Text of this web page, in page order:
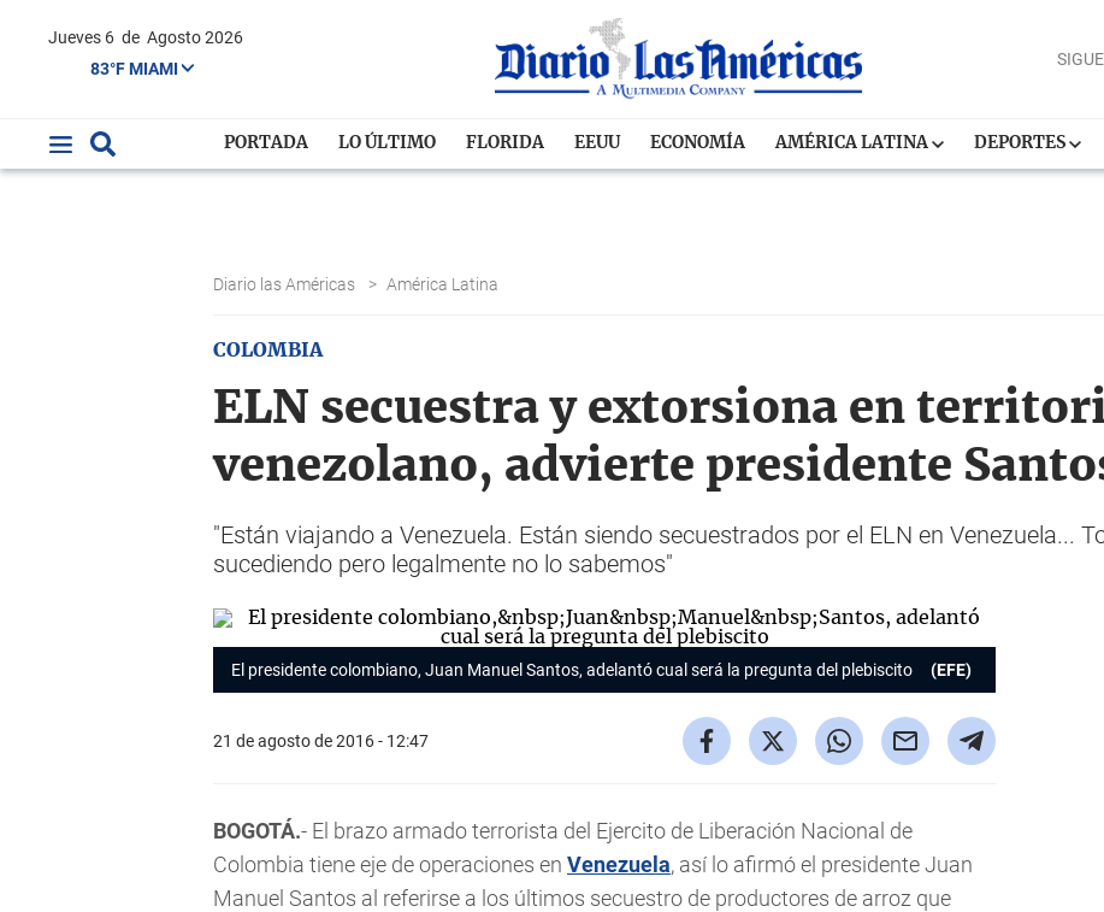
Jueves 6 de Agosto 2026
83°F MIAMI
PORTADA LO ÚLTIMO FLORIDA EEUU ECONOMÍA AMÉRICA LATINA DEPORTES
Diario las Américas > América Latina
COLOMBIA
ELN secuestra y extorsiona en
venezolano, advierte presidente
"Están viajando a Venezuela. Están siendo secuestrados por el ELN en Venezuela...
sucediendo pero legalmente no lo sabemos"
El presidente colombiano, Juan Manuel Santos, adelantó cual será la pregunta del plebiscito (EFE)
21 de agosto de 2016 - 12:47
BOGOTÁ.- El brazo armado terrorista del Ejercito de Liberación Nacional de
Colombia tiene eje de operaciones en Venezuela, así lo afirmó el presidente Juan
Manuel Santos al referirse a los últimos secuestro de productores de arroz que